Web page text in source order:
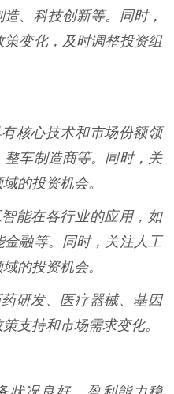
、科技创新等。同时，
变化，及时调整投资组
核心技术和市场份额领
车制造商等。同时，关
的投资机会。
能在各行业的应用，如
融等。同时，关注人工
的投资机会。
研发、医疗器械、基因
支持和市场需求变化。